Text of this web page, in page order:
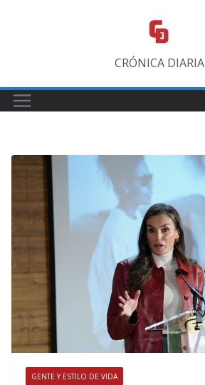
CRÓNICA DIARIA
GENTE Y ESTILO DE VIDA